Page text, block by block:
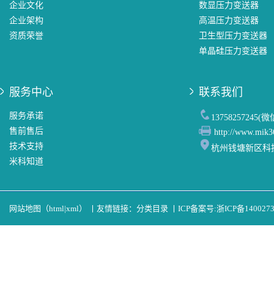
企业文化
企业架构
资质荣誉
数显压力变送器
高温压力变送器
卫生型压力变送器
单晶硅压力变送器
服务中心
服务承诺
售前售后
技术支持
米科知道
联系我们
13758257245(微
http://
杭州钱塘新区科
网站地图（html|xml） 友情链接： 分类目录 ICP备案号:浙ICP备